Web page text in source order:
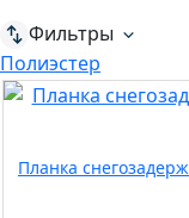
Фильтры
Полиэстер
Планка